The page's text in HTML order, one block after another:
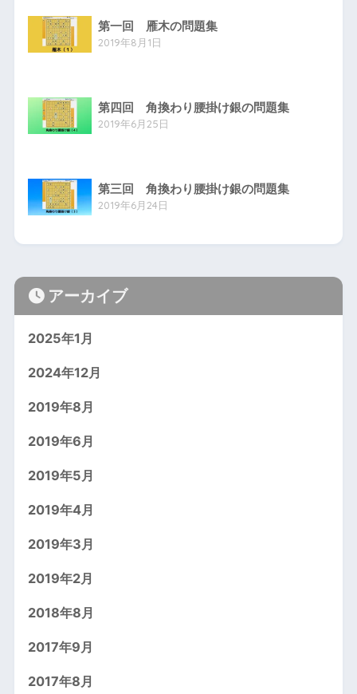
第一回 雁木の問題集
2019年8月1日
第四回 角換わり腰掛け銀の問題集
2019年6月25日
第三回 角換わり腰掛け銀の問題集
2019年6月24日
アーカイブ
2025年1月
2024年12月
2019年8月
2019年6月
2019年5月
2019年4月
2019年3月
2019年2月
2018年8月
2017年9月
2017年8月